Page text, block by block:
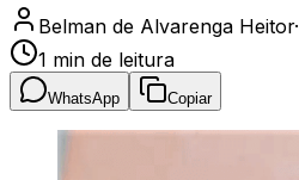
Belman de Alvarenga Heitor·
1 min de leitura
WhatsApp Copiar